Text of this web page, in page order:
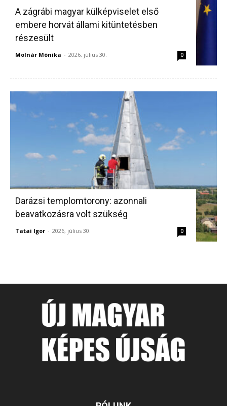
A zágrábi magyar külképviselet első
embere horvát állami kitüntetésben
részesült
Molnár Mónika - 2026, július 30. 0
Darázsi templomtorony: azonnali
beavatkozásra volt szükség
Tatai Igor - 2026, július 30. 0